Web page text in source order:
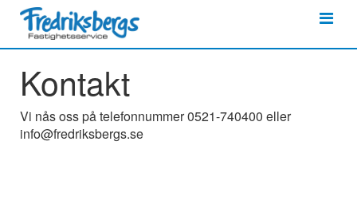
Hoppa
Meny
Kontakt
Vi nås oss på telefonnummer 0521-740400 eller
info@fredriksbergs.se